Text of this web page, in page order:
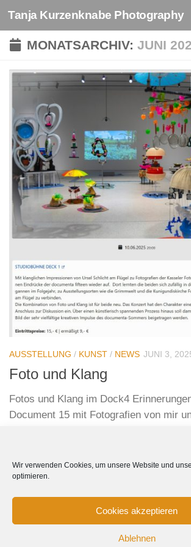
Wir verwenden Cookies, um unsere Website und
optimieren.
Cookies akzeptieren
Ablehnen
Zum Inhalt springen
Tanja Kurzenknabe Photography
MONATSARCHIV: JUNI
AUSSTELLUNG / KUNST / NEWS JUNI 3,
Foto und Klang
Fotos und Klang im Dock4
Document 15 mit Fotografien von mir